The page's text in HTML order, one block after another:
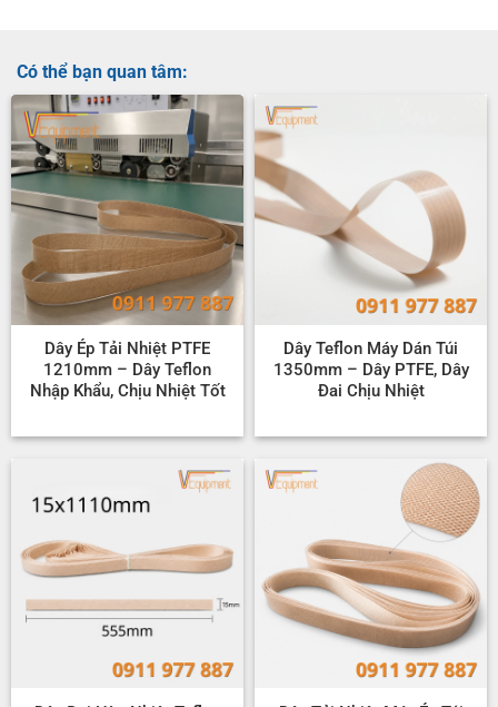
Có thể bạn quan tâm:
Dây Ép Tải Nhiệt PTFE
1210mm – Dây Teflon
Nhập Khẩu, Chịu Nhiệt Tốt
Dây Teflon Máy Dán Túi
1350mm – Dây PTFE, Dây
Đai Chịu Nhiệt